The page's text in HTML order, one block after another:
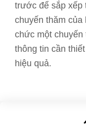
trước để sắp xếp
chuyến thăm của
chức một chuyến
thông tin cần
hiệu quả.